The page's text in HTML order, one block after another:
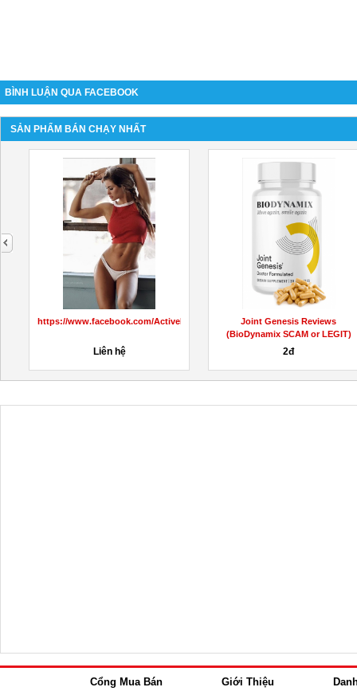
BÌNH LUẬN QUA FACEBOOK
SẢN PHẨM BÁN CHẠY NHẤT
https://www.facebook.com/ActiveKetoGummiesNZPrice
Liên hệ
Joint Genesis Reviews
(BioDynamix SCAM or LEGIT)
Safe...
2đ
next
Cổng Mua Bán Giới Thiệu